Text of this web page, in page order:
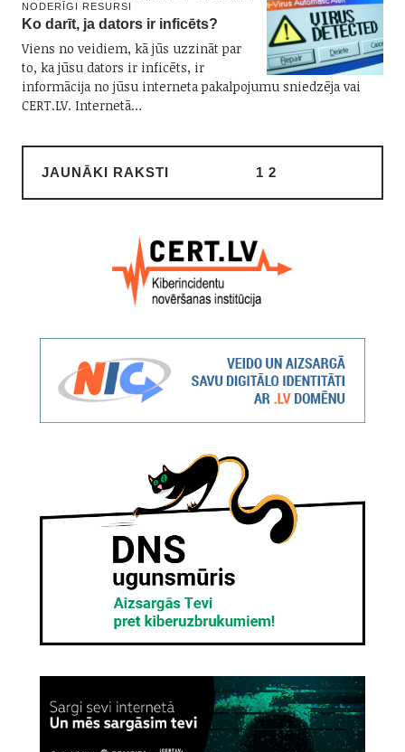
NODERĪGI RESURSI
Ko darīt, ja dators ir inficēts?
Viens no veidiem, kā jūs uzzināt par
to, ka jūsu dators ir inficēts, ir
informācija no jūsu interneta pakalpojumu sniedzēja vai
CERT.LV. Internetā…
JAUNĀKI RAKSTI 1 2